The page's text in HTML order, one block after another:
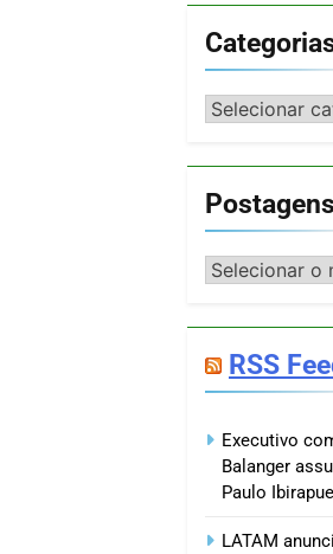
Categorias
Postagens
Postagens
RSS
Executivo
Balanger
Paulo
LATAM